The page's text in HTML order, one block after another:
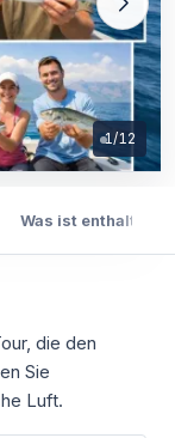
1/12
Was ist enthalten
die den
Sie
Luft.